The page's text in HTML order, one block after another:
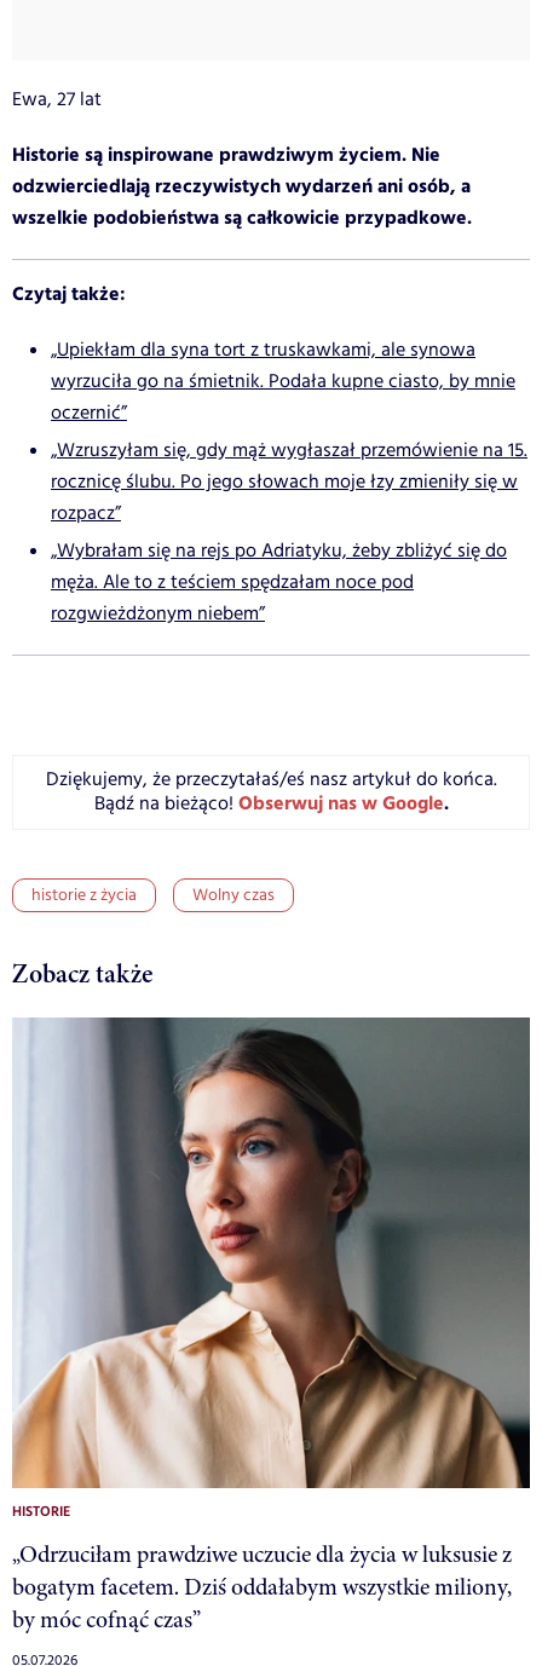
Ewa, 27 lat
Historie są inspirowane prawdziwym życiem. Nie
odzwierciedlają rzeczywistych wydarzeń ani osób, a
wszelkie podobieństwa są całkowicie przypadkowe.
Czytaj także:
„Upiekłam dla syna tort z truskawkami, ale synowa
wyrzuciła go na śmietnik. Podała kupne ciasto, by mnie
oczernić”
„Wzruszyłam się, gdy mąż wygłaszał przemówienie na 15.
rocznicę ślubu. Po jego słowach moje łzy zmieniły się w
rozpacz”
„Wybrałam się na rejs po Adriatyku, żeby zbliżyć się do
męża. Ale to z teściem spędzałam noce pod
rozgwieżdżonym niebem”
Dziękujemy, że przeczytałaś/eś nasz artykuł do końca.
Bądź na bieżąco! Obserwuj nas w Google.
historie z życia Wolny czas
Zobacz także
HISTORIE
„Odrzuciłam prawdziwe uczucie dla życia w luksusie z
bogatym facetem. Dziś oddałabym wszystkie miliony,
by móc cofnąć czas”
05.07.2026